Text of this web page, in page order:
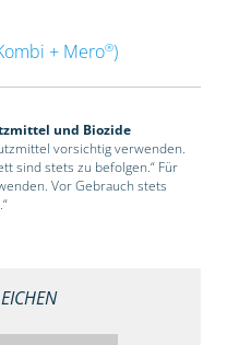
+ Mero®)
und Biozide
vorsichtig verwenden.
sind stets zu befolgen.“ Für
Vor Gebrauch stets